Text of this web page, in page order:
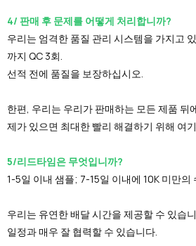
4/ 판매 후 문제를 어떻게 처리합니까?
우리는 엄격한 품질 관리 시스템을 가지고
까지 QC 3회.
선적 전에 품질을 보장하십시오.
한편, 우리는 우리가 판매하는 모든 제품 뒤
제가 있으면 최대한 빨리 해결하기 위해 여
5/리드타임은 무엇입니까?
1-5일 이내 샘플; 7-15일 이내에 10K 미만의
우리는 유연한 배달 시간을 제공할 수 있습
일정과 매우 잘 협력할 수 있습니다.